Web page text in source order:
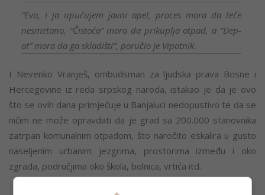
“Evo, i ja upućujem javni apel, proces mora da teče
nesmetano, “Čistoća” mora da prikuplja otpad, a “Dep-
ot” mora da ga skladišti”, poručio je Vipotnik.
I Nevenko Vranješ, ombudsman za ljudska prava Bosne i
Hercegovine iz reda srpskog naroda, istakao je da je ovo
što se ovih dana primjećuje u Banjaluci nedopustivo te da se
ničim ne može opravdati da je grad sa 200.000 stanovnika
zatrpan komunalnim otpadom, što naročito eskalira u gusto
naseljenim urbanim jezgrima, prostorima između i oko
zgrada, područjima oko škola, bolnica, vrtića itd.